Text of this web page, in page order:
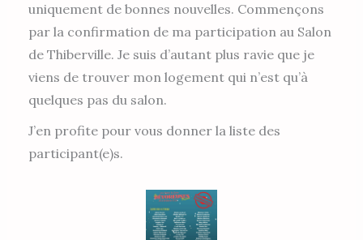
uniquement de bonnes nouvelles. Commençons
par la confirmation de ma participation au Salon
de Thiberville. Je suis d’autant plus ravie que je
viens de trouver mon logement qui n’est qu’à
quelques pas du salon.
J’en profite pour vous donner la liste des
participant(e)s.